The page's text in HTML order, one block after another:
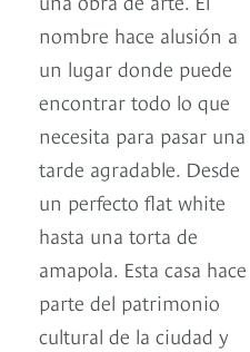
nombre hace alusión a
un lugar donde puede
encontrar todo lo que
necesita para pasar una
tarde agradable. Desde
un perfecto flat white
hasta una torta de
amapola. Esta casa hace
parte del patrimonio
cultural de la ciudad y